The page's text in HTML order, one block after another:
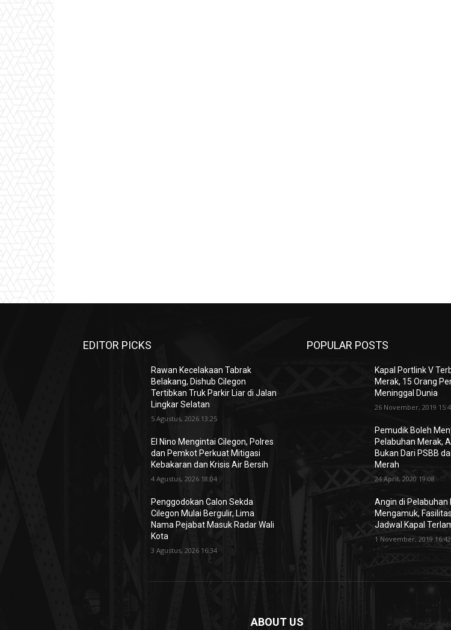
EDITOR PICKS
Rawan Kecelakaan Tabrak
Belakang, Dishub Cilegon
Tertibkan Truk Parkir Liar di Jalan
Lingkar Selatan
5 Agustus, 2026 13:25
El Nino Mengintai Cilegon, Polres
dan Pemkot Perkuat Mitigasi
Kebakaran dan Krisis Air Bersih
4 Agustus, 2026 18:04
Penggodokan Calon Sekda
Cilegon Mulai Bergulir, Lima
Nama Pejabat Masuk Radar Wali
Kota
3 Agustus, 2026 16:34
POPULAR POSTS
Kapal Portlink V
Merak, 15 Orang
Meninggal Dunia
26 November, 2019
Pemudik Boleh
Pelabuhan Merak,
Bukan Dari PSBB
Merah
24 April, 2020 19:08
Angin di Pelabuhan
Mengamuk,
Jadwal Kapal
1 November, 2019 16:42
ABOUT US